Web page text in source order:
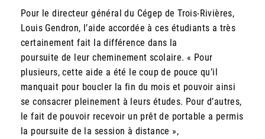
Pour le directeur général du Cégep de Trois-Rivières,
Louis Gendron, l’aide accordée à ces étudiants a très
certainement fait la différence dans la
poursuite de leur cheminement scolaire. « Pour
plusieurs, cette aide a été le coup de pouce qu’il
manquait pour boucler la fin du mois et pouvoir ainsi
se consacrer pleinement à leurs études. Pour d’autres,
le fait de pouvoir recevoir un prêt de portable a permis
la poursuite de la session à distance »,